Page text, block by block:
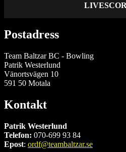
Postadress
Team Baltzar BC - Bowling
Patrik Westerlund
Vänortsvägen 10
591 50 Motala
Kontakt
Patrik Westerlund
Telefon: 070-699 93 84
Epost: ordf@teambaltzar.se